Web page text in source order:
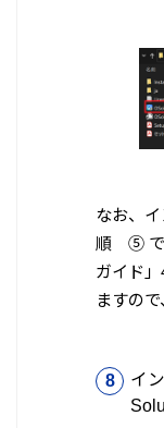
なお、
順 ⑤ で
ガイド
ますので
イ